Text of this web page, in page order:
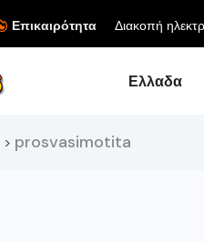
Επικαιρότητα
Ελλαδα
> prosvasimotita